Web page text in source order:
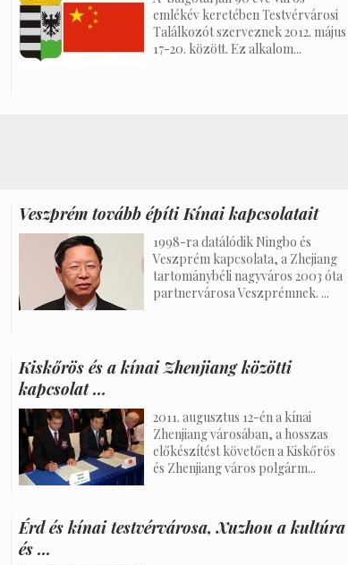
emlékév keretében Testvérvárosi
Találkozót szerveznek 2012. május
17-20. között. Ez alkalom...
Veszprém tovább építi Kínai kapcsolatait
1998-ra datálódik Ningbo és
Veszprém kapcsolata, a Zhejiang
tartománybéli nagyváros 2003 óta
partnervárosa Veszprémnek. ...
Kiskőrös és a kínai Zhenjiang közötti
kapcsolat ...
2011. augusztus 12-én a kínai
Zhenjiang városában, a hosszas
előkészítést követően a Kiskőrös
és Zhenjiang város polgárm...
Érd és kínai testvérvárosa, Xuzhou a kultúra
és ...